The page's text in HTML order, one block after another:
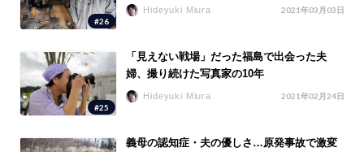
#26
Hideyuki Miura 2021年03月03日
#25
「見えない戦場」だった福島で出会った夫
婦、撮り続けた写真家の10年
Hideyuki Miura 2021年02月24日
義母の認知症・夫の優しさ…原発事故で激変